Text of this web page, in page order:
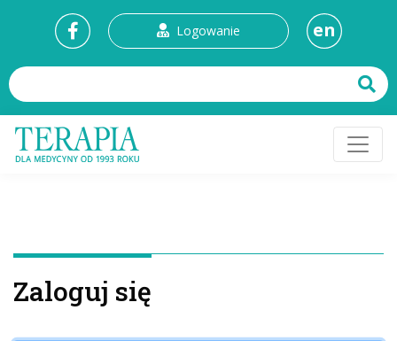
Logowanie en
Zaloguj się